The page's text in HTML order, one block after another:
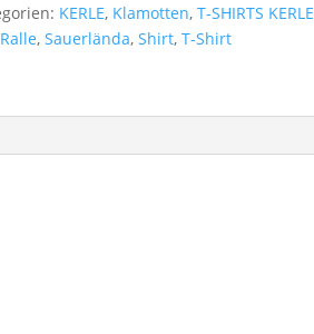
KERLE, Klamotten, T-SHIRTS KERLE
Ralle, Sauerlända, Shirt, T-Shirt